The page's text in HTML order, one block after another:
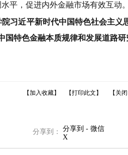
平，促进内外金融市场有效互动。
近平新时代中国特色社会主义
特色金融本质规律和发展道路研
【加入收藏】 【打印此文】 【关闭
分享到：
分享到 - 微信
X